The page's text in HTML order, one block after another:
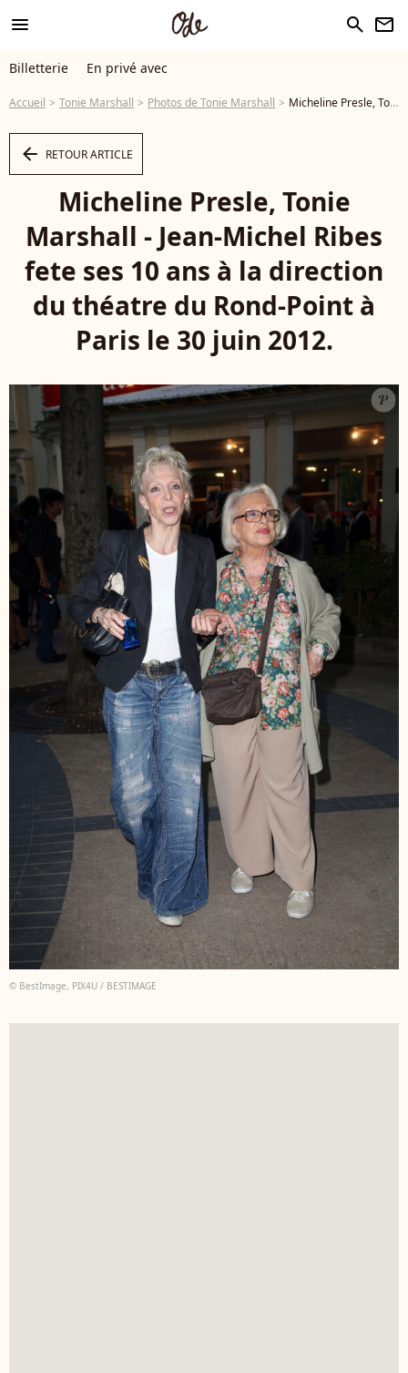
menu search newsletter
Billetterie En privé avec
Accueil Tonie Marshall Photos de Tonie Marshall Micheline Presle, Tonie Marshall - Jean-Michel Ribes fete ses 10 ans à la direction du théatre du Rond-Point à Paris le 30 juin 2012. - Photo
arrow_left RETOUR ARTICLE
Micheline Presle, Tonie
Marshall - Jean-Michel Ribes
fete ses 10 ans à la direction
du théatre du Rond-Point à
Paris le 30 juin 2012.
© BestImage, PIX4U / BESTIMAGE